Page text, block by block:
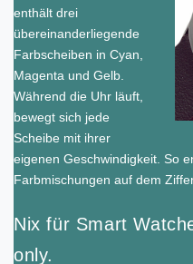
enthält drei
übereinanderliegende
Farbscheiben in Cyan,
Magenta und Gelb.
Während die Uhr läuft,
bewegt sich jede
Scheibe mit ihrer
eigenen Geschwindigkeit. So
Farbmischungen auf dem
Nix für Smart
only.